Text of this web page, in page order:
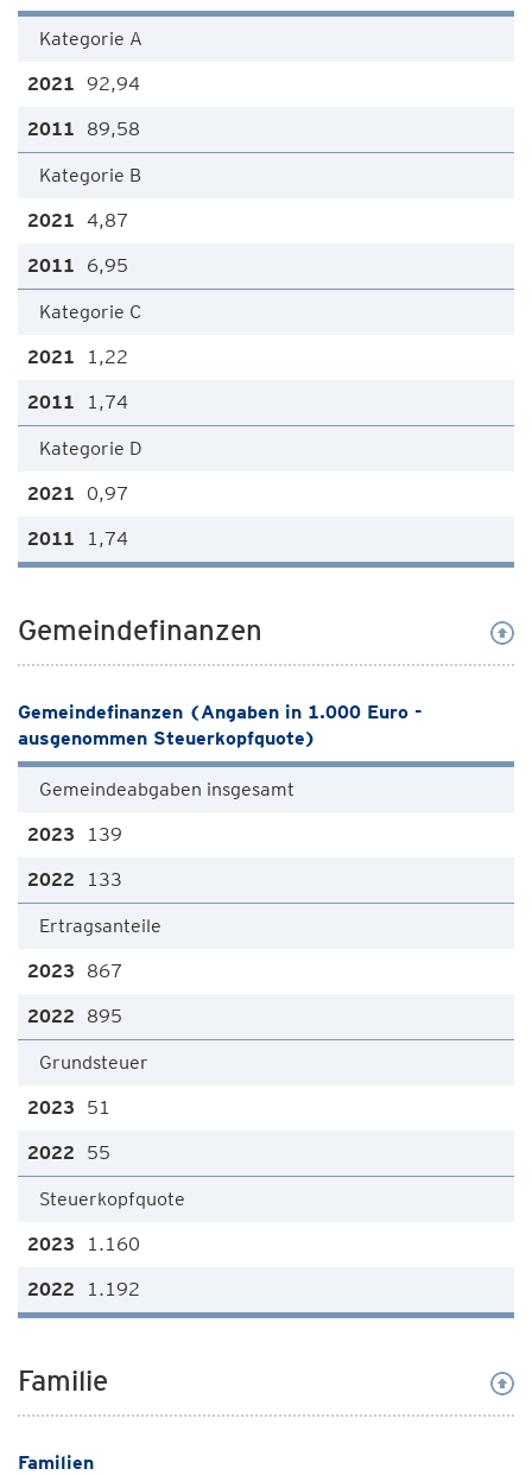
Kategorie A
92,94
89,58
Kategorie B
4,87
6,95
Kategorie C
1,22
1,74
Kategorie D
0,97
1,74
Gemeindefinanzen
Gemeindefinanzen (Angaben in 1.000 Euro -
ausgenommen Steuerkopfquote)
Gemeindeabgaben insgesamt
139
133
Ertragsanteile
867
895
Grundsteuer
51
55
Steuerkopfquote
1.160
1.192
Familie
Familien